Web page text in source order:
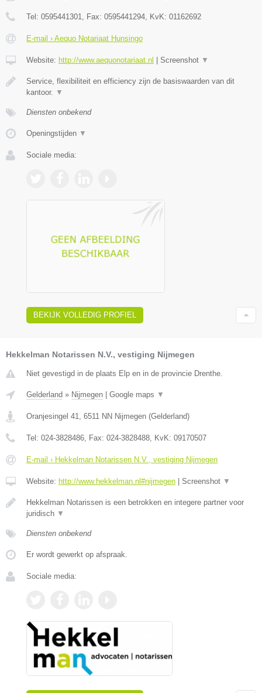
Tel: 0595441301 , Fax: 0595441294 , KvK: 01162692
E-mail › Aequo Notariaat Hunsingo
Website: http://www.aequonotariaat.nl Screenshot ▼
Service, flexibiliteit en efficiency zijn de basiswaarden van dit
kantoor.
▼
Diensten onbekend
Openingstijden ▼
Sociale media:
BEKIJK VOLLEDIG PROFIEL
Hekkelman Notarissen N.V., vestiging Nijmegen
Niet gevestigd in de plaats Elp en in de provincie Drenthe.
Gelderland » Nijmegen | Google maps ▼
Oranjesingel 41 6511 NN Nijmegen (Gelderland)
Tel: 024-3828486 , Fax: 024-3828488 , KvK: 09170507
E-mail › Hekkelman Notarissen N.V., vestiging Nijmegen
Website: http://www.hekkelman.nl#nijmegen | Screenshot ▼
Hekkelman Notarissen is een betrokken en integere partner voor
juridisch ▼
Diensten onbekend
Er wordt gewerkt op afspraak.
Sociale media: